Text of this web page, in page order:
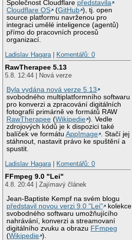
Společnost Cloudflare představila
Cloudflare OS
(GitHub ), tj. open
source platformu navrženou pro
integraci umělé inteligence (agentů)
přímo do pracovních procesů
organizací.
Ladislav Hagara | Komentářů: 0
RawTherapee 5.13
5.8. 12:44 | Nová verze
Byla vydána nová verze 5.13
svobodného multiplatformního softwaru
pro konverzi a zpracování digitálních
fotografií primárně ve formátů RAW
RawTherapee (Wikipedie ). Vedle
zdrojových kódů je k dispozici také
balíček ve formátuAppImage
. Stačí jej
stáhnout, nastavit právo ke spuštění a
spustit.
Ladislav Hagara | Komentářů: 0
FFmpeg 9.0 "Lei"
4.8. 20:44 | Zajímavý článek
Jean-Baptiste Kempf na svém blogu
představil novou verzi 9.0 "Lei"
kolekce
svobodného softwaru umožňujícího
nahrávání, konverzi a streamovaní
digitálního zvuku a obrazu FFmpeg
(Wikipedie ).